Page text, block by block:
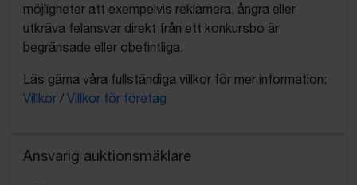
möjligheter att exempelvis reklamera, ångra eller
utkräva felansvar direkt från ett konkursbo är
begränsade eller obefintliga.
Läs gärna våra fullständiga villkor för mer information:
Villkor / Villkor för företag
Ansvarig auktionsmäklare